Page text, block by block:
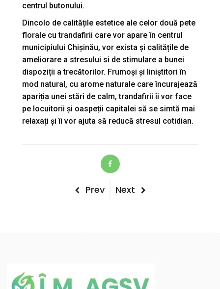
centrul butonului.
Dincolo de calitățile estetice ale celor două pete
florale cu trandafirii care vor apare în centrul
municipiului Chișinău, vor exista și calitățile de
ameliorare a stresului si de stimulare a bunei
dispoziții a trecătorilor. Frumoși și liniștitori în
mod natural, cu arome naturale care încurajează
apariția unei stări de calm, trandafirii îi vor face
pe locuitorii și oaspeții capitalei să se simtă mai
relaxați și îi vor ajuta să reducă stresul cotidian.
Previous
Prev
Next
Next